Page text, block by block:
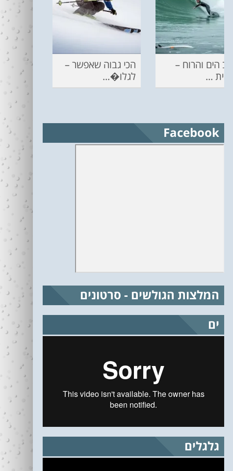
מצב הים והרוח –
תחזית ...
הכי גבוה שאפשר –
לגלו�...
Facebook
המלצות הגולשים - סרטונים
ים
גלגלים